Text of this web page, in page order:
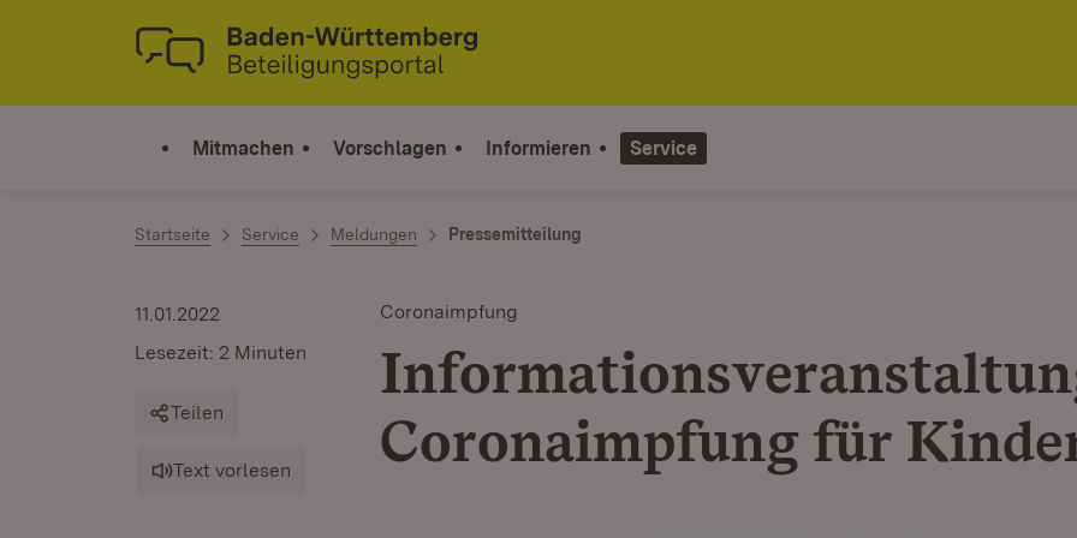
Zum Inhalt springen
Link zur Startseite
Mitmachen Vorschlagen Informieren Service
Startseite Service Meldungen Pressemitteilung
Coronaimpfung
Coronaimpfung für
11.01.2022
Lesezeit: 2 Minuten
Teilen
Text vorlesen